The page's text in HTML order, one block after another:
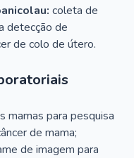
coleta de
detecção de
de colo de útero.
mamas para pesquisa
de mama;
de imagem para